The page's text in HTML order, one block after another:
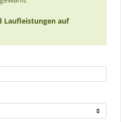
Laufleistungen auf